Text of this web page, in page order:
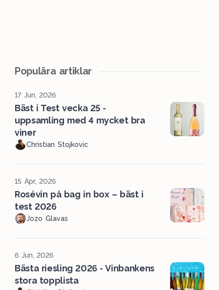
Populära artiklar
17 Jun, 2026
Bäst i Test vecka 25 -
uppsamling med 4 mycket bra
viner
Christian Stojkovic
15 Apr, 2026
Rosévin på bag in box – bäst i
test 2026
Jozo Glavas
6 Jun, 2026
Bästa riesling 2026 - Vinbankens
stora topplista